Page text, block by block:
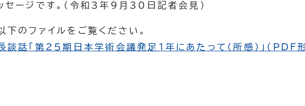
セージです。（令和3年9月30日記者会見）
のファイルをご覧ください。
談話「第25期日本学術会議発足1年にあたって（所感）」（PDF形